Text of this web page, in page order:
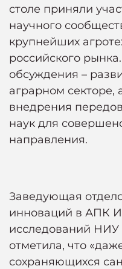
столе приняли
научного
крупнейших
российского
обсуждения –
аграрном секторе,
внедрения
наук для
направления.
Заведующая
инноваций в АПК
исследований
отметила, что
сохраняющихся